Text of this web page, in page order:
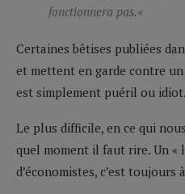
fonctionnera pas.«
Certaines bêtises publiées
et mettent en garde contre
est simplement puéril ou idiot.
Le plus difficile, en ce qui
quel moment il faut rire. Un «
d’économistes, c’est toujours